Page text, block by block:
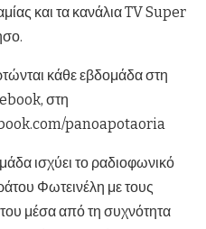
και τα κανάλια TV Super
κάθε εβδομάδα στη
στη
panoapotaoria
ισχύει το ραδιοφωνικό
Φωτεινέλη με τους
μέσα από τη συχνότητα